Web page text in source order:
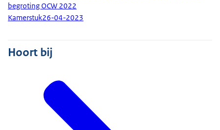
begroting OCW 2022
Kamerstuk26-04-2023
Hoort bij